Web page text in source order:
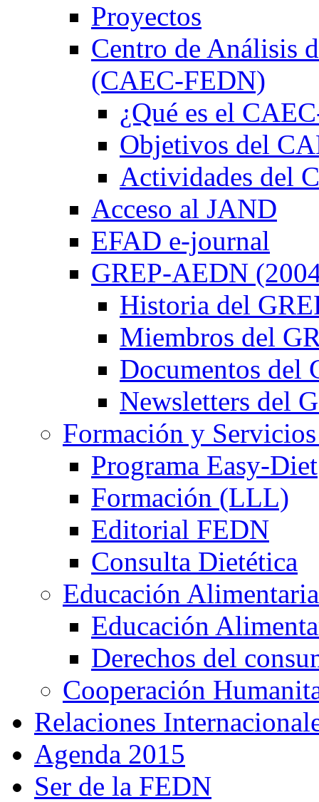
Proyectos
Centro de Análisis
(CAEC-FEDN)
¿Qué es el
Objetivos del
Actividades del
Acceso al JAND
EFAD e-journal
GREP-AEDN
Historia del
Miembros del
Documentos del
Newsletters del
Formación y
Programa Easy-Diet
Formación (LLL)
Editorial FEDN
Consulta Dietética
Educación Alimentaria
Educación
Derechos del
Cooperación
Relaciones
Agenda 2015
Ser de la FEDN